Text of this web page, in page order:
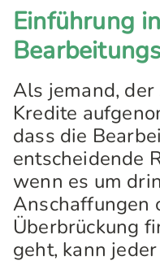
Einführung
Als jemand,
Kredite
dass die
entscheidende
wenn es um
Anschaffungen
Überbrückung
geht, kann